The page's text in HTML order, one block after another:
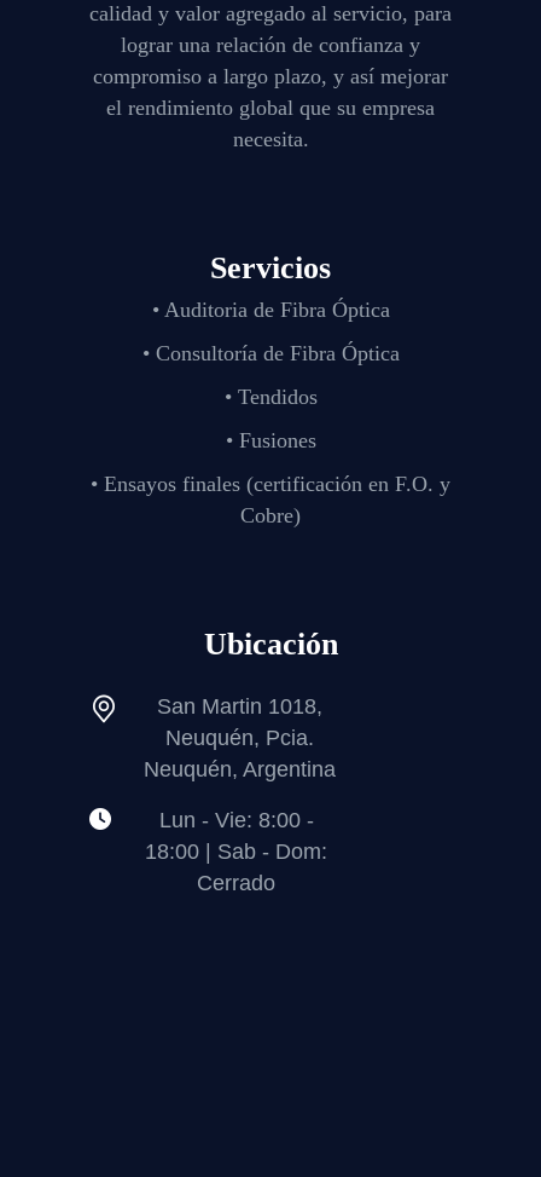
calidad y valor agregado al servicio, para
lograr una relación de confianza y
compromiso a largo plazo, y así mejorar
el rendimiento global que su empresa
necesita.
Servicios
• Auditoria de Fibra Óptica
• Consultoría de Fibra Óptica
• Tendidos
• Fusiones
• Ensayos finales (certificación en F.O. y
Cobre)
Ubicación
San Martin 1018,
Neuquén, Pcia.
Neuquén, Argentina
Lun - Vie: 8:00 -
18:00 | Sab - Dom:
Cerrado